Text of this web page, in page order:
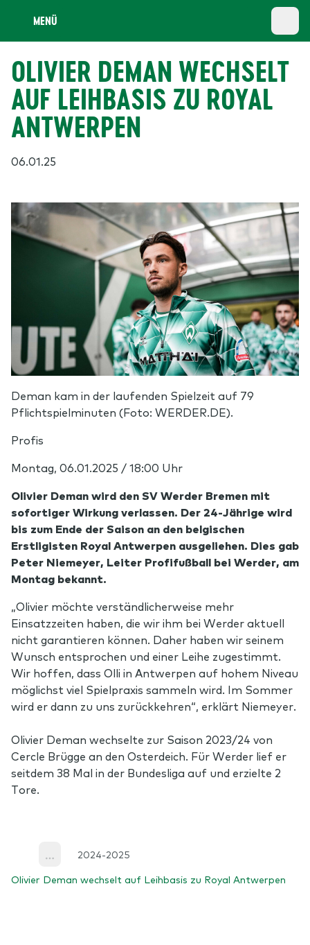
MENÜ
OLIVIER DEMAN WECHSELT
AUF LEIHBASIS ZU ROYAL
ANTWERPEN
06.01.25
Deman kam in der laufenden Spielzeit auf 79
Pflichtspielminuten (Foto: WERDER.DE).
Profis
Montag, 06.01.2025 / 18:00 Uhr
Olivier Deman wird den SV Werder Bremen mit
sofortiger Wirkung verlassen. Der 24-Jährige wird
bis zum Ende der Saison an den belgischen
Erstligisten Royal Antwerpen ausgeliehen. Dies gab
Peter Niemeyer, Leiter Profifußball bei Werder, am
Montag bekannt.
„Olivier möchte verständlicherweise mehr
Einsatzzeiten haben, die wir ihm bei Werder aktuell
nicht garantieren können. Daher haben wir seinem
Wunsch entsprochen und einer Leihe zugestimmt.
Wir hoffen, dass Olli in Antwerpen auf hohem Niveau
möglichst viel Spielpraxis sammeln wird. Im Sommer
wird er dann zu uns zurückkehren“, erklärt Niemeyer.
Olivier Deman wechselte zur Saison 2023/24 von
Cercle Brügge an den Osterdeich. Für Werder lief er
seitdem 38 Mal in der Bundesliga auf und erzielte 2
Tore.
2024-2025
Olivier Deman wechselt auf Leihbasis zu Royal Antwerpen